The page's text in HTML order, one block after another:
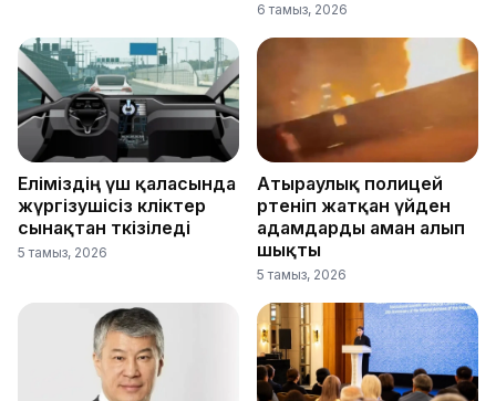
6 тамыз, 2026
Еліміздің үш қаласында
жүргізушісіз көліктер
сынақтан өткізіледі
5 тамыз, 2026
Атыраулық полицей
өртеніп жатқан үйден
адамдарды аман алып
шықты
5 тамыз, 2026